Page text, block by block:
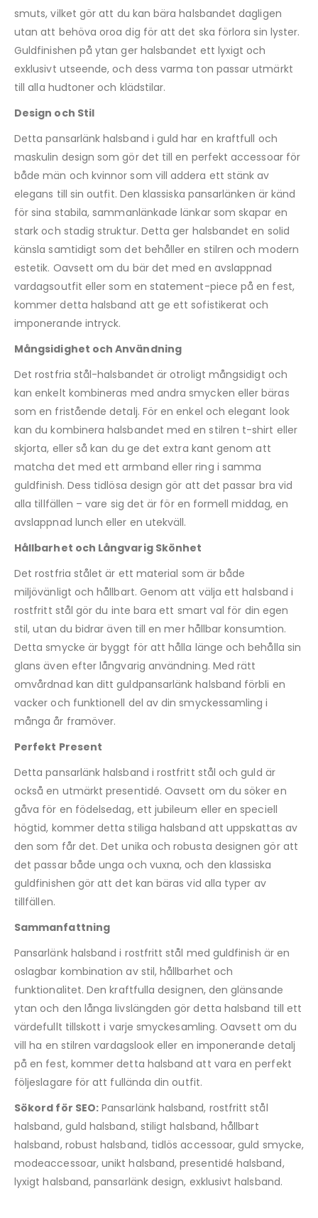
smuts, vilket gör att du kan bära halsbandet dagligen
utan att behöva oroa dig för att det ska förlora sin lyster.
Guldfinishen på ytan ger halsbandet ett lyxigt och
exklusivt utseende, och dess varma ton passar utmärkt
till alla hudtoner och klädstilar.
Design och Stil
Detta pansarlänk halsband i guld har en kraftfull och
maskulin design som gör det till en perfekt accessoar för
både män och kvinnor som vill addera ett stänk av
elegans till sin outfit. Den klassiska pansarlänken är känd
för sina stabila, sammanlänkade länkar som skapar en
stark och stadig struktur. Detta ger halsbandet en solid
känsla samtidigt som det behåller en stilren och modern
estetik. Oavsett om du bär det med en avslappnad
vardagsoutfit eller som en statement-piece på en fest,
kommer detta halsband att ge ett sofistikerat och
imponerande intryck.
Mångsidighet och Användning
Det rostfria stål-halsbandet är otroligt mångsidigt och
kan enkelt kombineras med andra smycken eller bäras
som en fristående detalj. För en enkel och elegant look
kan du kombinera halsbandet med en stilren t-shirt eller
skjorta, eller så kan du ge det extra kant genom att
matcha det med ett armband eller ring i samma
guldfinish. Dess tidlösa design gör att det passar bra vid
alla tillfällen – vare sig det är för en formell middag, en
avslappnad lunch eller en utekväll.
Hållbarhet och Långvarig Skönhet
Det rostfria stålet är ett material som är både
miljövänligt och hållbart. Genom att välja ett halsband i
rostfritt stål gör du inte bara ett smart val för din egen
stil, utan du bidrar även till en mer hållbar konsumtion.
Detta smycke är byggt för att hålla länge och behålla sin
glans även efter långvarig användning. Med rätt
omvårdnad kan ditt guldpansarlänk halsband förbli en
vacker och funktionell del av din smyckessamling i
många år framöver.
Perfekt Present
Detta pansarlänk halsband i rostfritt stål och guld är
också en utmärkt presentidé. Oavsett om du söker en
gåva för en födelsedag, ett jubileum eller en speciell
högtid, kommer detta stiliga halsband att uppskattas av
den som får det. Det unika och robusta designen gör att
det passar både unga och vuxna, och den klassiska
guldfinishen gör att det kan bäras vid alla typer av
tillfällen.
Sammanfattning
Pansarlänk halsband i rostfritt stål med guldfinish är en
oslagbar kombination av stil, hållbarhet och
funktionalitet. Den kraftfulla designen, den glänsande
ytan och den långa livslängden gör detta halsband till ett
värdefullt tillskott i varje smyckesamling. Oavsett om du
vill ha en stilren vardagslook eller en imponerande detalj
på en fest, kommer detta halsband att vara en perfekt
följeslagare för att fullända din outfit.
Sökord för SEO: Pansarlänk halsband, rostfritt stål
halsband, guld halsband, stiligt halsband, hållbart
halsband, robust halsband, tidlös accessoar, guld smycke,
modeaccessoar, unikt halsband, presentidé halsband,
lyxigt halsband, pansarlänk design, exklusivt halsband.